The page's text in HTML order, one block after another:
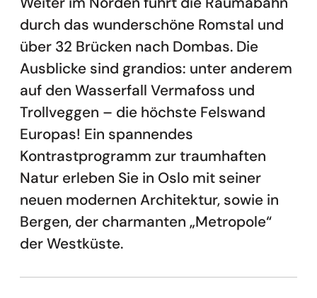
durch das wunderschöne Romstal und
über 32 Brücken nach Dombas. Die
Ausblicke sind grandios: unter anderem
auf den Wasserfall Vermafoss und
Trollveggen – die höchste Felswand
Europas! Ein spannendes
Kontrastprogramm zur traumhaften
Natur erleben Sie in Oslo mit seiner
neuen modernen Architektur, sowie in
Bergen, der charmanten „Metropole“
der Westküste.